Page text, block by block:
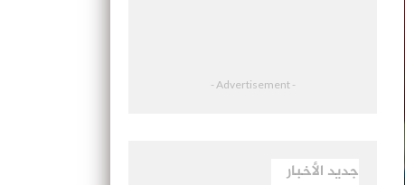
- Advertisement -
جديد الأخبار